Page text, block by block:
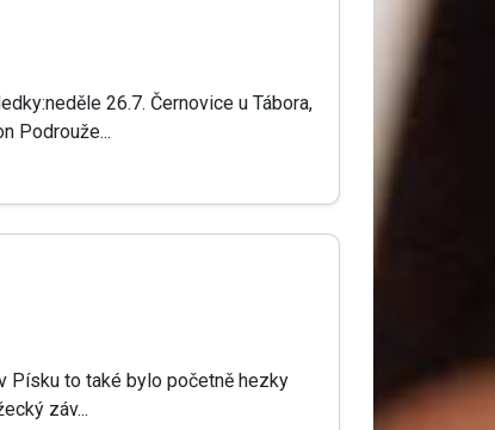
26.7. Černovice u Tábora,
Podrouže...
Písku to také bylo početně hezky
záv...